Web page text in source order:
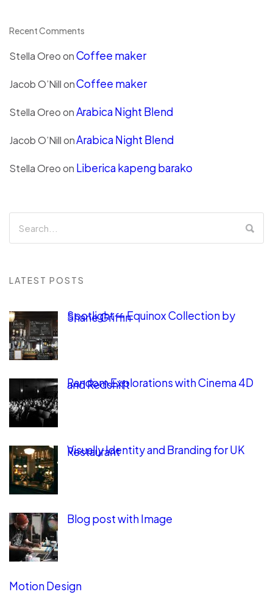
Recent Comments
Stella OreoonCoffee maker
Jacob O’NillonCoffee maker
Stella OreoonArabica Night Blend
Jacob O’NillonArabica Night Blend
Stella Oreoon Liberica kapeng barako
LATEST POSTS
Spotlight — Equinox Collection by
Shane Griffin
Random Explorations with Cinema 4D
and Redshift
Visually Identity and Branding for UK
Restaurant
Blog post with Image
Motion Design